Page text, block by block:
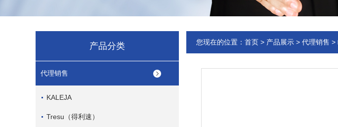
产品分类
代理销售
KALEJA
Tresu（得利速）
您现在的位置： 首页 > 产品展示 > 代理销售 >